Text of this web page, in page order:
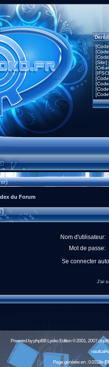
[Site]
)
du Forum
Nom d'utilisateur:
Mot de passe:
Se connecter
J'ai
Powered byphpBBLyoko Edition © 2001, 2007
Page générée en : 0.0318s